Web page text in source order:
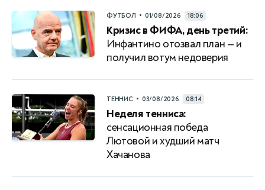
ФУТБОЛ • 01/08/2026 18:06
Кризис в ФИФА, день третий:
Инфантино отозвал план — и
получил вотум недоверия
ТЕННИС • 03/08/2026 08:14
Неделя тенниса:
сенсационная победа
Лютовой и худший матч
Хачанова